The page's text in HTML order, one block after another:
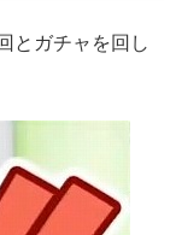
とガチャを回し